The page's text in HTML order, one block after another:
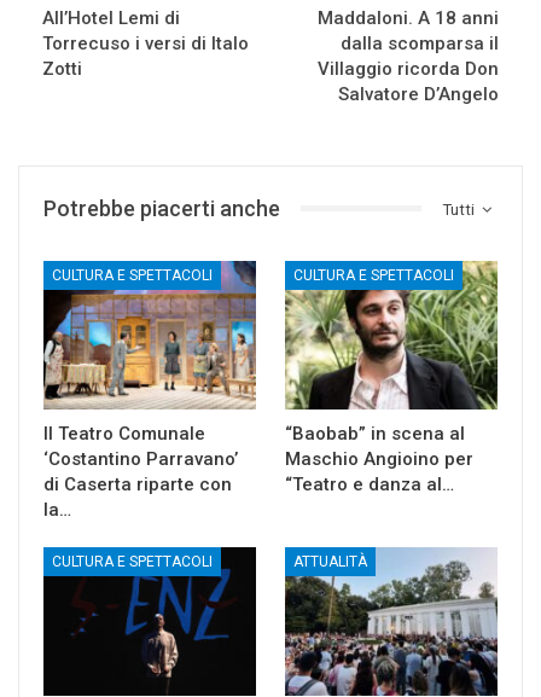
All’Hotel Lemi di
Torrecuso i versi di Italo
Zotti
Maddaloni. A 18 anni
dalla scomparsa il
Villaggio ricorda Don
Salvatore D’Angelo
Tutti
Potrebbe piacerti anche
CULTURA E SPETTACOLI
Il Teatro Comunale
‘Costantino Parravano’
di Caserta riparte con
la…
CULTURA E SPETTACOLI
“Baobab” in scena al
Maschio Angioino per
“Teatro e danza al…
CULTURA E SPETTACOLI ATTUALITÀ